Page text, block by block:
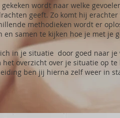
wordt naar welke
geeft. Zo komt hij
methodieken wordt er
samen te kijken hoe je met je
in je situatie door goed naar
overzicht over je situatie op
ben jij hierna zelf weer in